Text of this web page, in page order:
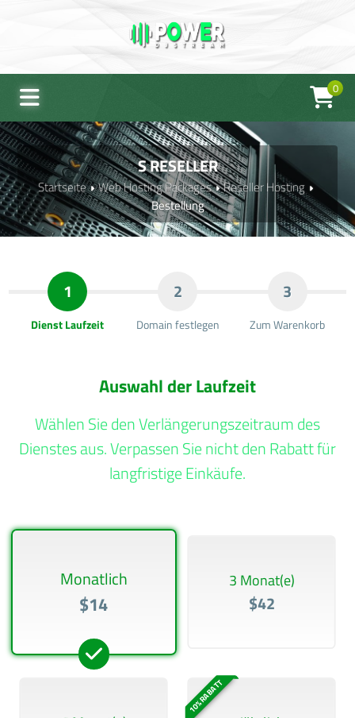
0
S RESELLER
Startseite Web Hosting Packages
Reseller Hosting
Bestellung
1
Dienst Laufzeit
2
Domain festlegen
3
Zum Warenkorb
Auswahl der Laufzeit
Wählen Sie den Verlängerungszeitraum des
Dienstes aus. Verpassen Sie nicht den Rabatt für
langfristige Einkäufe.
Monatlich
$14
3 Monat(e)
$42
10% RABATT